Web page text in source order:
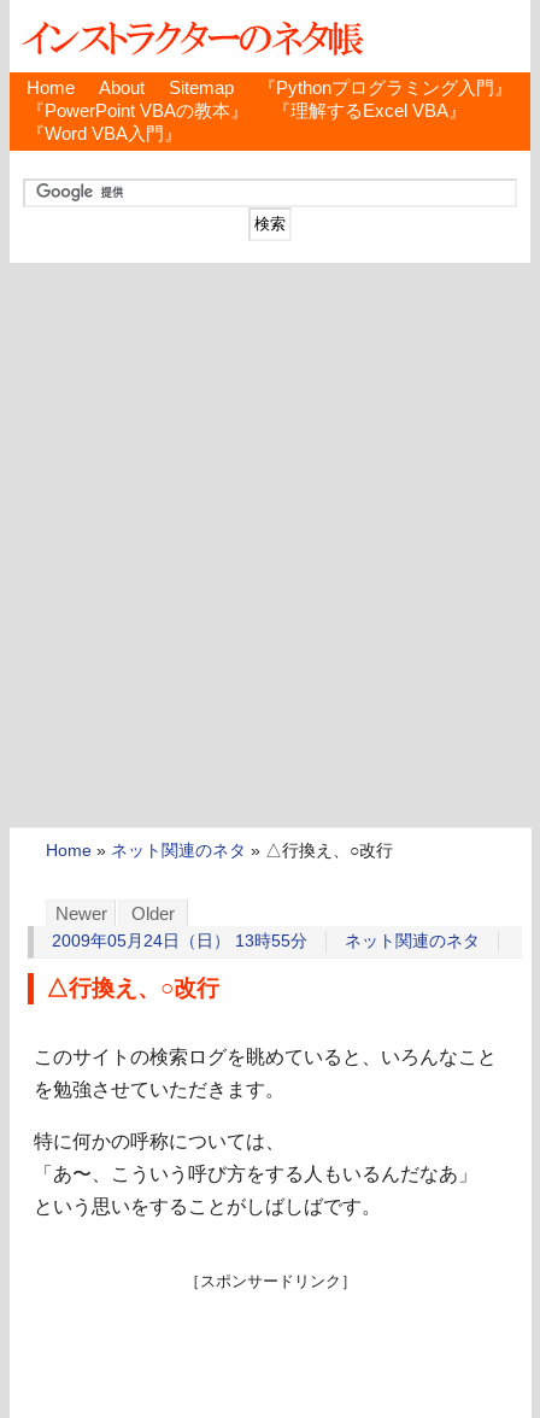
Home About Sitemap
『Pythonプログラミング入門』
『PowerPoint VBAの教本』
『理解するExcel VBA』
『Word VBA入門』
Home » ネット関連のネタ » △行換え、○改行
Newer Older
2009年05月24日（日） 13時55分 ネット関連のネタ
△行換え、○改行
このサイトの検索ログを眺めていると、いろんなこと
を勉強させていただきます。
特に何かの呼称については、
「あ〜、こういう呼び方をする人もいるんだなあ」
という思いをすることがしばしばです。
［スポンサードリンク］